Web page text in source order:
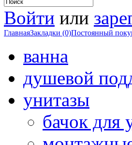
Войти или
ГлавнаяЗакладки (0)Постоянный
ванна
душевой
унитазы
бачок для